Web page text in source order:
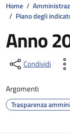
Home /
/ Piano degli
Anno
Condividi
Argomenti
Trasparenza